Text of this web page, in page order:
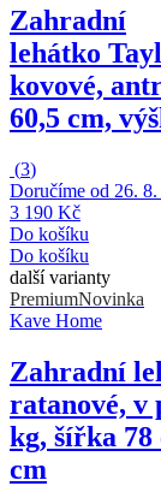
Zahradní
lehátko
kovové,
60,5 cm,
(3)
Doručíme od 26. 8.
3 190 Kč
Do košíku
Do košíku
další varianty
PremiumNovinka
Kave Home
Zahradní
ratanové, v
kg, šířka 78
cm